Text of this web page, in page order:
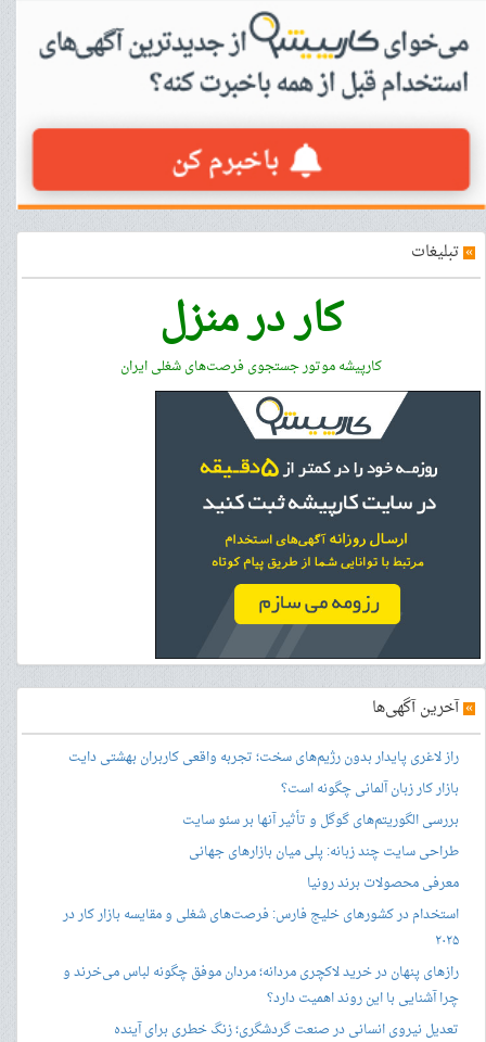
» تبلیغات
کار در منزل
کارپیشه موتور جستجوی فرصت‌های شغلی ایران
»آخرین آگهی‌ها
راز لاغری پایدار بدون رژیم‌های سخت؛ تجربه واقعی کاربران بهشتی دایت
بازار کار زبان آلمانی چگونه است؟
بررسی الگوریتم‌های گوگل و تأثیر آنها بر سئو سایت
طراحی سایت چند زبانه: پلی میان بازارهای جهانی
معرفی محصولات برند رونیا
استخدام در کشورهای خلیج فارس: فرصت‌های شغلی و مقایسه بازار کار در
۲۰۲۵
رازهای پنهان در خرید لاکچری مردانه؛ مردان موفق چگونه لباس می‌خرند و
چرا آشنایی با این روند اهمیت دارد؟
تعدیل نیروی انسانی در صنعت گردشگری؛ زنگ خطری برای آینده